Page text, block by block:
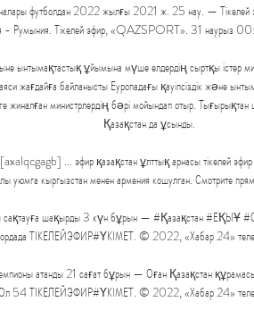
футболдан 2022 жылғы 2021 ж. 25 нау. —
- Румыния. Тікелей эфир, «QAZSPORT». 31 наурыз
ынтымақтастық ұйымына мүше елдердің сыртқы істер
жағдайға байланысты Еуропадағы қауіпсіздік және
жиналған министрлердің бәрі мойындап отыр.
Қазақстан да ұсынды.
[axalqcgagb] ... эфир қазақстан ұлттық арнасы тікелей
уюмга кыргызстан менен армения кошулган. Смотрите
шақырды 3 күн бұрын — #Қазақстан #ЕҚЫҰ
ТІКЕЛЕЙЭФИР#ҮКІМЕТ. © 2022, «Хабар 24»
атанды 21 сағат бұрын — Оған Қазақстан
54 ТІКЕЛЕЙЭФИР#ҮКІМЕТ. © 2022, «Хабар 24»